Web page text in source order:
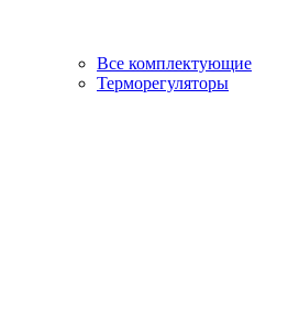
Все комплектующие
Терморегуляторы